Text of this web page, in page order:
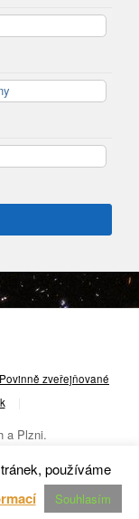
Povinně zveřejňované
a Plzni.
používáme
Souhlasím